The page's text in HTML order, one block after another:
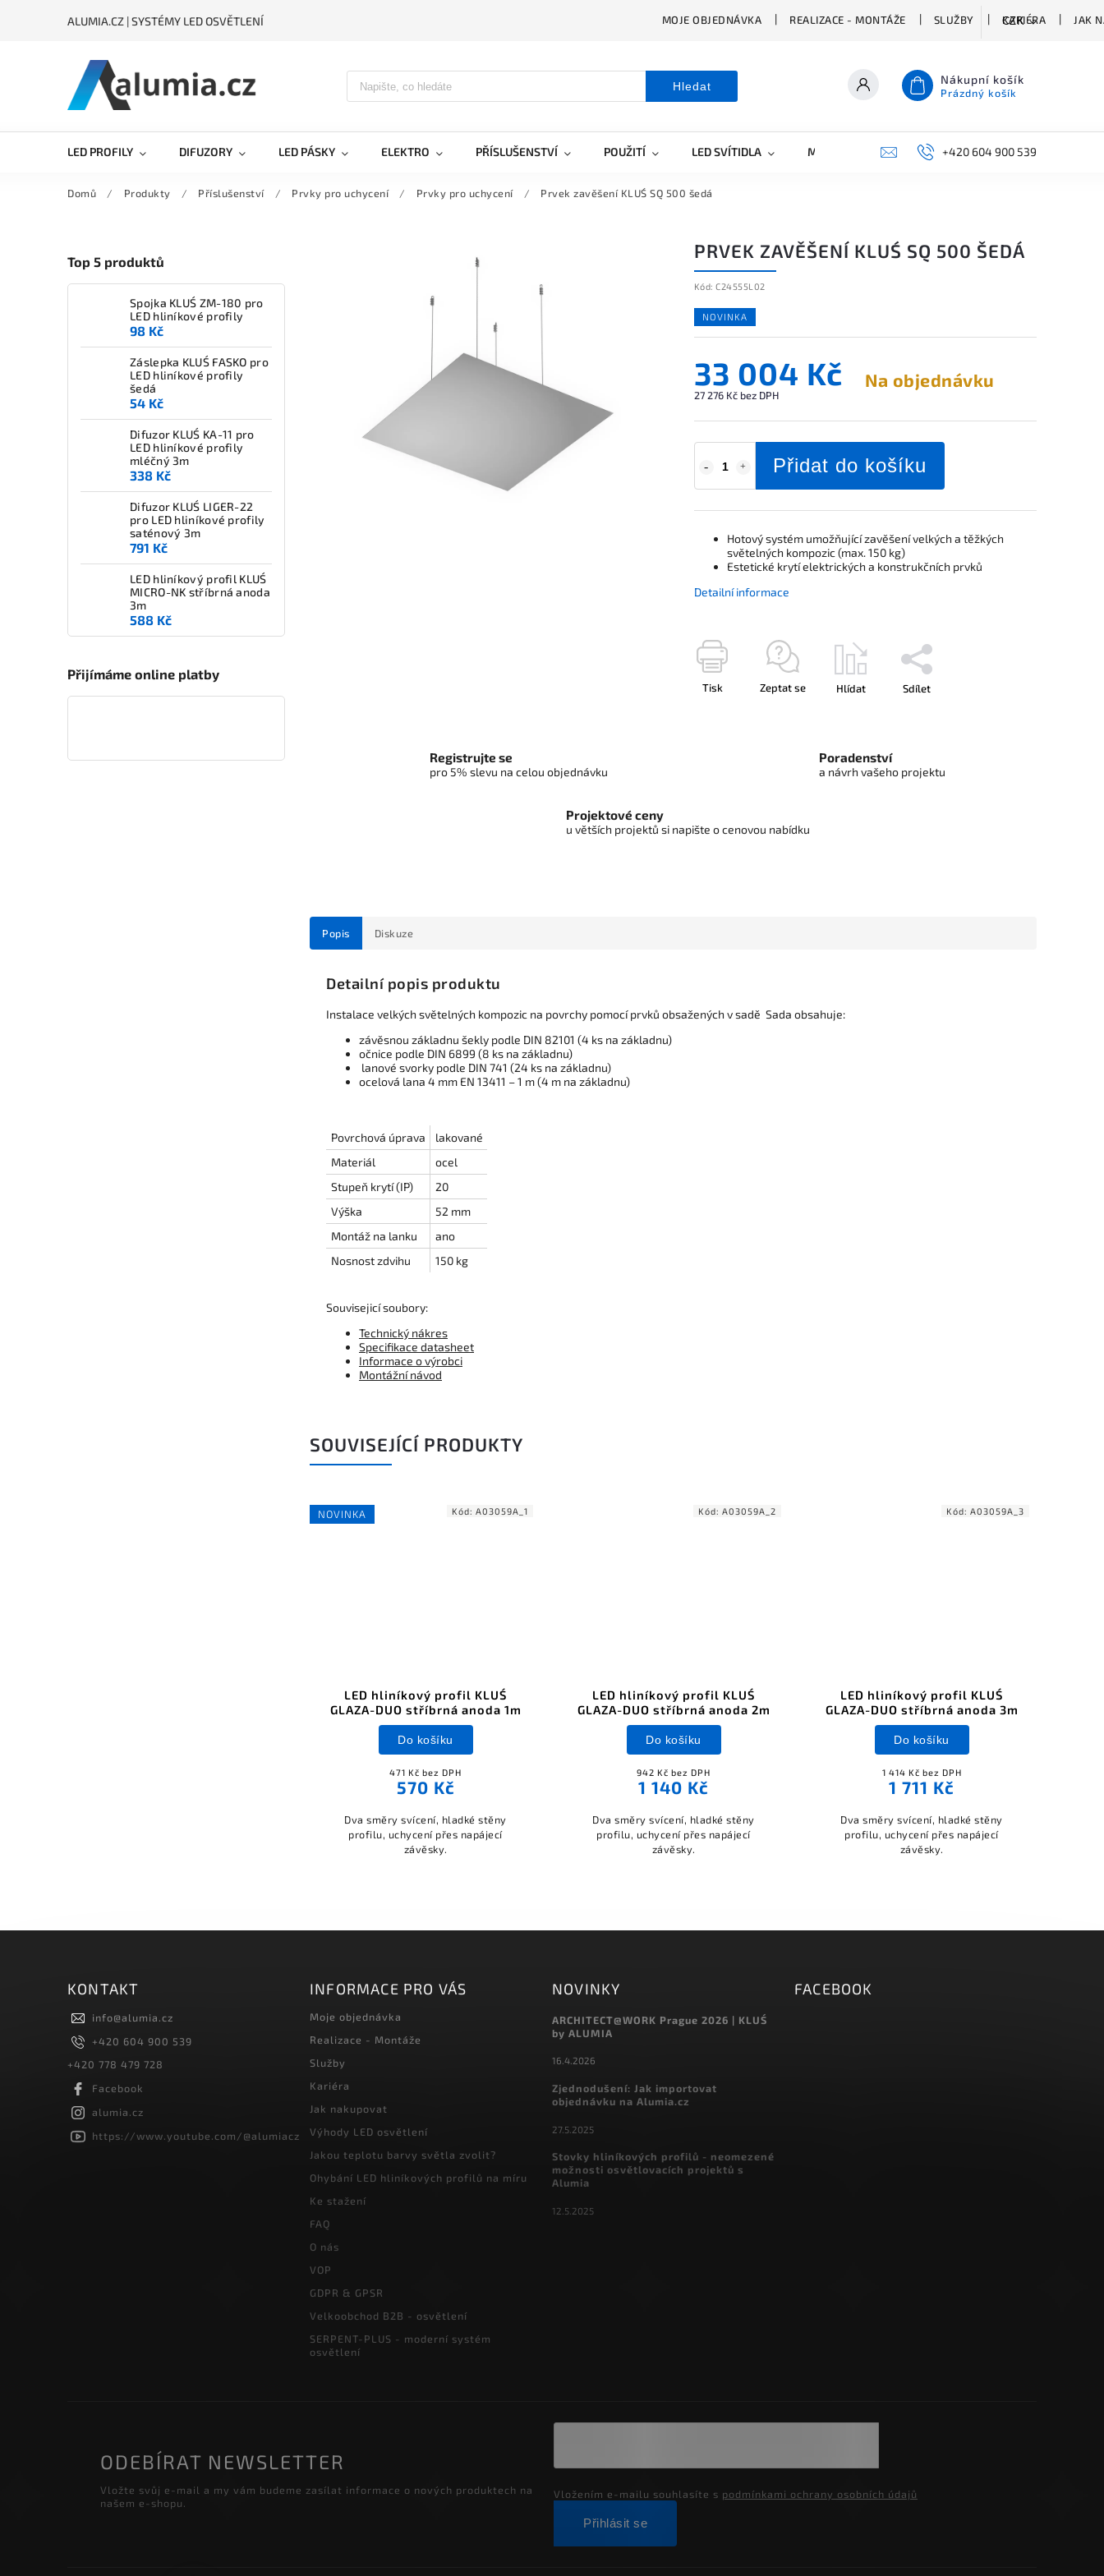
ALUMIA.CZ | SYSTÉMY LED OSVĚTLENÍ MOJE OBJEDNÁVKA REALIZACE - MONTÁŽE SLUŽBY KARIÉRA JAK
CZK
Hledat Nákupní košík
Prázdný košík
LED PROFILY DIFUZORY LED PÁSKY ELEKTRO PŘÍSLUŠENSTVÍ POUŽITÍ LED SVÍTIDLA MARKETING KONTAKTY+420 604 900 539
Domů / Produkty / Příslušenství / Prvky pro uchycení / Prvky pro uchycení / Prvek zavěšení KLUŚ SQ 500 šedá
Top 5 produktů
Spojka KLUŚ ZM-180 pro
LED hliníkové profily
98 Kč
Záslepka KLUŚ FASKO pro
LED hliníkové profily
šedá
54 Kč
Difuzor KLUŚ KA-11 pro
LED hliníkové profily
mléčný 3m
338 Kč
Difuzor KLUŚ LIGER-22
pro LED hliníkové profily
saténový 3m
791 Kč
LED hliníkový profil KLUŚ
MICRO-NK stříbrná anoda
3m
588 Kč
Přijímáme online platby
PRVEK ZAVĚŠENÍ KLUŚ SQ 500 ŠEDÁ
Kód: C24555L02
NOVINKA
33 004 Kč
27 276 Kč bez DPH
Na objednávku
Přidat do košíku
Hotový systém umožňující zavěšení velkých a těžkých
světelných kompozic (max. 150 kg)
Estetické krytí elektrických a konstrukčních prvků
Detailní informace
Tisk Zeptat se Hlídat Sdílet
Registrujte se
pro 5% slevu na celou objednávku
Poradenství
a návrh vašeho projektu
Projektové ceny
u větších projektů si napište o cenovou nabídku
Popis Diskuze
Detailní popis produktu
Instalace velkých světelných kompozic na povrchy pomocí prvků obsažených v sadě Sada obsahuje:
závěsnou základnu šekly podle DIN 82101 (4 ks na základnu)
očnice podle DIN 6899 (8 ks na základnu)
lanové svorky podle DIN 741 (24 ks na základnu)
ocelová lana 4 mm EN 13411 – 1 m (4 m na základnu)
Povrchová úprava
lakované
Materiál
ocel
Stupeň krytí (IP)
20
Výška
52 mm
Montáž na lanku
ano
Nosnost zdvihu
150 kg
Souvisejicí soubory:
Technický nákres
Specifikace datasheet
Informace o výrobci
Montážní návod
SOUVISEJÍCÍ PRODUKTY
NOVINKA
LED hliníkový profil KLUŚ
GLAZA-DUO stříbrná anoda 1m
471 Kč bez DPH
570 Kč
Do košíku
Dva směry svícení, hladké stěny
profilu, uchycení přes napájecí
závěsky.
Kód: A03059A_1
LED hliníkový profil KLUŚ
GLAZA-DUO stříbrná anoda 2m
942 Kč bez DPH
1 140 Kč
Do košíku
Dva směry svícení, hladké stěny
profilu, uchycení přes napájecí
závěsky.
Kód: A03059A_2
LED hliníkový profil KLUŚ
GLAZA-DUO stříbrná anoda 3m
1 414 Kč bez DPH
1 711 Kč
Do košíku
Dva směry svícení, hladké stěny
profilu, uchycení přes napájecí
závěsky.
Kód: A03059A_3
KONTAKT
info@alumia.cz
+420 604 900 539
+420 778 479 728
Facebook
alumia.cz
https://www.youtube.com/@alumiacz
INFORMACE PRO VÁS
Moje objednávka
Realizace - Montáže
Služby
Kariéra
Jak nakupovat
Výhody LED osvětlení
Jakou teplotu barvy světla zvolit?
Ohybání LED hliníkových profilů na míru
Ke stažení
FAQ
O nás
VOP
GDPR & GPSR
Velkoobchod B2B - osvětlení
SERPENT-PLUS - moderní systém
osvětlení
NOVINKY
ARCHITECT@WORK Prague 2026 | KLUŚ
by ALUMIA
16.4.2026
Zjednodušení: Jak importovat
objednávku na Alumia.cz
27.5.2025
Stovky hliníkových profilů - neomezené
možnosti osvětlovacích projektů s
Alumia
12.5.2025
FACEBOOK
ODEBÍRAT NEWSLETTER
Vložte svůj e-mail a my vám budeme zasílat informace o nových produktech na
našem e-shopu.
Vložením e-mailu souhlasíte s podmínkami ochrany osobních údajů
Přihlásit se